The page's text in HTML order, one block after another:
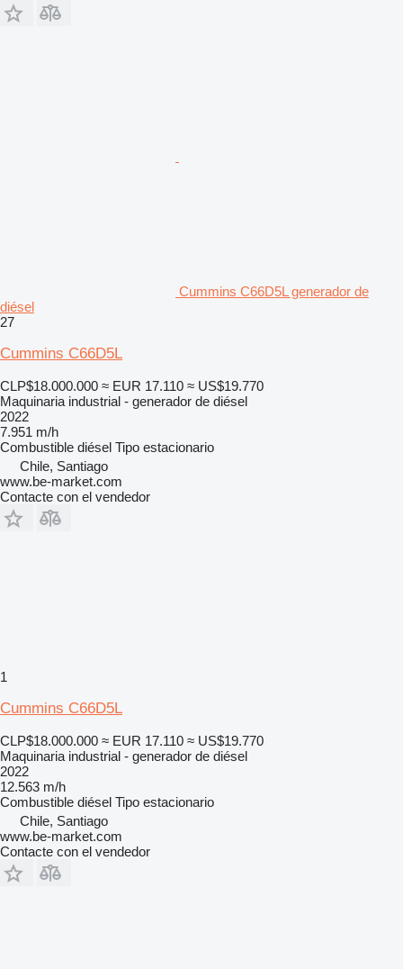
Cummins C66D5L generador de
diésel
27
Cummins C66D5L
CLP$18.000.000 ≈ EUR 17.110 ≈ US$19.770
Maquinaria industrial - generador de diésel
2022
7.951 m/h
Combustible diésel Tipo estacionario
Chile, Santiago
www.be-market.com
Contacte con el vendedor
1
Cummins C66D5L
CLP$18.000.000 ≈ EUR 17.110 ≈ US$19.770
Maquinaria industrial - generador de diésel
2022
12.563 m/h
Combustible diésel Tipo estacionario
Chile, Santiago
www.be-market.com
Contacte con el vendedor